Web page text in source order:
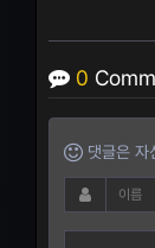
0
댓글은